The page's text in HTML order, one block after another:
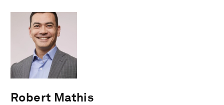
Robert Mathis